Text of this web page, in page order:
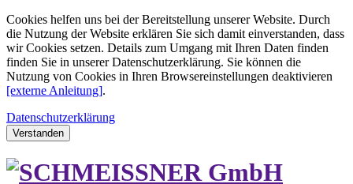
Cookies helfen uns bei der Bereitstellung unserer Website. Durch
die Nutzung der Website erklären Sie sich damit einverstanden, dass
wir Cookies setzen. Details zum Umgang mit Ihren Daten finden
finden Sie in unserer Datenschutzerklärung. Sie können die
Nutzung von Cookies in Ihren Browsereinstellungen deaktivieren
[externe Anleitung].
Datenschutzerklärung
Verstanden